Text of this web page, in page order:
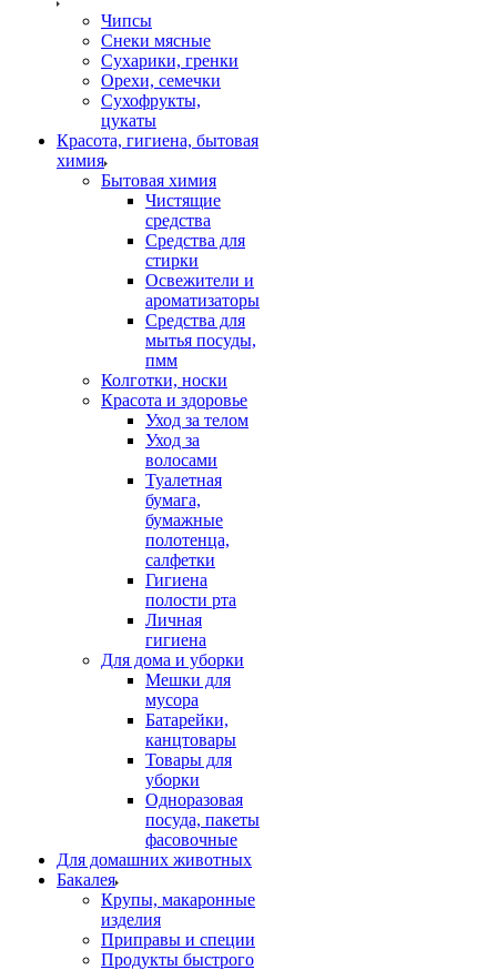
Чипсы
Снеки мясные
Сухарики, гренки
Орехи, семечки
Сухофрукты,
цукаты
Красота, гигиена, бытовая
химия
Бытовая химия
Чистящие
средства
Средства для
стирки
Освежители и
ароматизаторы
Средства для
мытья посуды,
пмм
Колготки, носки
Красота и здоровье
Уход за телом
Уход за
волосами
Туалетная
бумага,
бумажные
полотенца,
салфетки
Гигиена
полости рта
Личная
гигиена
Для дома и уборки
Мешки для
мусора
Батарейки,
канцтовары
Товары для
уборки
Одноразовая
посуда, пакеты
фасовочные
Для домашних животных
Бакалея
Крупы, макаронные
изделия
Приправы и специи
Продукты быстрого